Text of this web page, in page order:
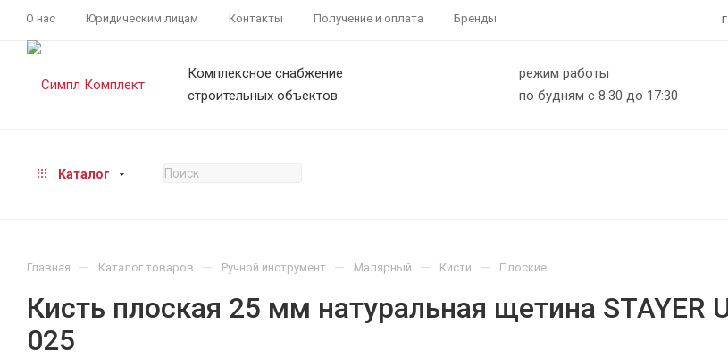
О нас Юридическим лицам Контакты Получение и оплата Бренды
Комплексное снабжение
строительных объектов
режим работы
по будням с 8:30 до 17:30
Каталог
Главная — Каталог товаров — Ручной инструмент — Малярный — Кисти — Плоские
Кисть плоская 25 мм натуральная щетина STAYER
025